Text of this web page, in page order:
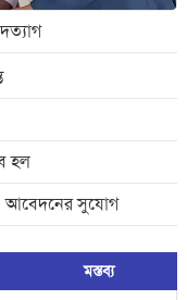
হল
আবেদনের সুযোগ
মস্তব্য